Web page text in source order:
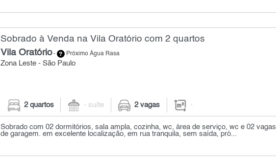
Sobrado à Venda na Vila Oratório com 2 quartos
Vila Oratório- Próximo Água Rasa
Zona Leste - São Paulo
2 quartos - suíte 2 vagas -
Sobrado com 02 dormitórios, sala ampla, cozinha, wc, área de serviço, wc e 02 vagas
de garagem. em excelente localização, em rua tranquila, sem saída, pró...